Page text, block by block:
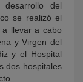
desarrollo del
se realizó el
llevar a cabo
y Virgen del
y el Hospital
dos hospitales